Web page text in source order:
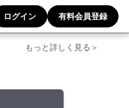
ログイン 有料会員登録
もっと詳しく見る＞